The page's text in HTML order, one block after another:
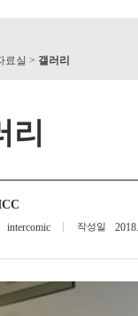
료실 > 갤러리
리
intercomic 작성일